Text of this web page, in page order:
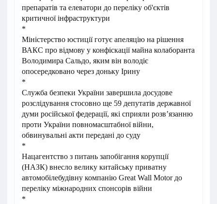
препаратів та елеватори до переліку об'єктів
критичної інфраструктури
*
Міністерство юстиції готує апеляцію на рішення
ВАКС про відмову у конфіскації майна колаборанта
Володимира Сальдо, яким він володіє
опосередковано через доньку Ірину
*
Служба безпеки України завершила досудове
розслідування стосовно ще 59 депутатів державної
думи російської федерації, які сприяли розв’язанню
проти України повномасштабної війни,
обвинувальні акти передані до суду
*
Нацагентство з питань запобігання корупції
(НАЗК) внесло велику китайську приватну
автомобілебудівну компанію Great Wall Motor до
переліку міжнародних спонсорів війни
*